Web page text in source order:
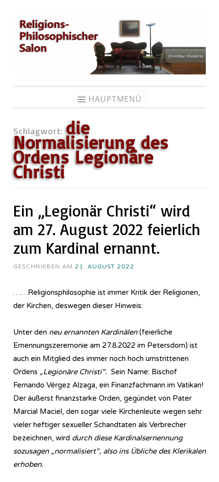
Zum
Inhalt
springen
HAUPTMENÜ
Schlagwort:die
Normalisierung des
Ordens Legionäre
Christi
Ein „Legionär Christi“ wird
am 27. August 2022 feierlich
zum Kardinal ernannt.
GESCHRIEBEN AM 21. AUGUST 2022
……Re­li­gi­ons­phi­lo­so­phie ist immer Kritik der Religionen,
der Kirchen, deswegen dieser Hinweis:
Unter den neu ernannten Kardinälen(feierliche
Ernennungszeremonie am 27.8.2022 im Petersdom) ist
auch ein Mitglied des immer noch hoch umstrittenen
Ordens „Legionäre Christi“. Sein Name: Bischof
Fernando Vérgez Alzaga, ein Finanzfachmann im Vatikan!
Der äußerst finanzstarke Orden, gegündet von Pater
Marcial Maciel, den sogar viele Kirchenleute wegen sehr
vieler heftiger sexueller Schandtaten als Verbrecher
bezeichnen, wird durch diese Kardinalsernennung
sozusagen „normalisiert“, also ins Übliche des Klerikalen
erhoben.